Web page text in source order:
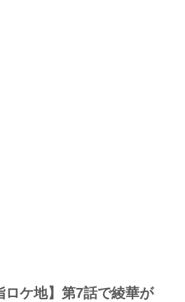
ロケ地】第7話で綾華が